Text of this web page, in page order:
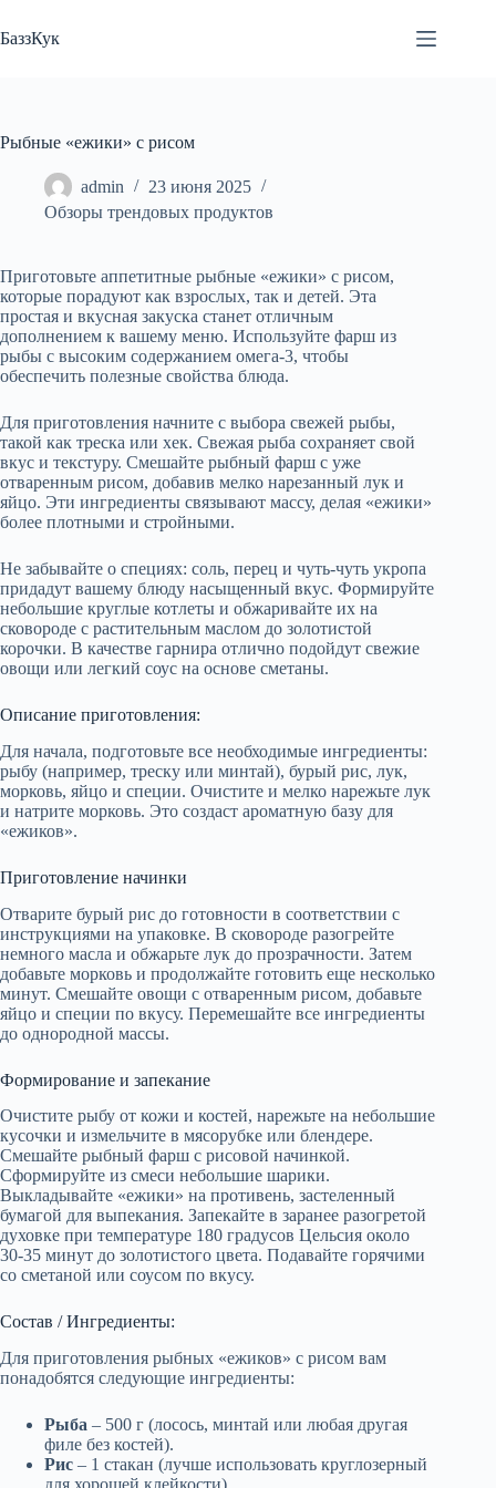
к
сути
БаззКук
Рыбные «ежики» с рисом
admin
23 июня 2025
Обзоры трендовых продуктов
Приготовьте аппетитные рыбные «ежики» с рисом,
которые порадуют как взрослых, так и детей. Эта
простая и вкусная закуска станет отличным
дополнением к вашему меню. Используйте фарш из
рыбы с высоким содержанием омега-3, чтобы
обеспечить полезные свойства блюда.
Для приготовления начните с выбора свежей рыбы,
такой как треска или хек. Свежая рыба сохраняет свой
вкус и текстуру. Смешайте рыбный фарш с уже
отваренным рисом, добавив мелко нарезанный лук и
яйцо. Эти ингредиенты связывают массу, делая «ежики»
более плотными и стройными.
Не забывайте о специях: соль, перец и чуть-чуть укропа
придадут вашему блюду насыщенный вкус. Формируйте
небольшие круглые котлеты и обжаривайте их на
сковороде с растительным маслом до золотистой
корочки. В качестве гарнира отлично подойдут свежие
овощи или легкий соус на основе сметаны.
Описание приготовления:
Для начала, подготовьте все необходимые ингредиенты:
рыбу (например, треску или минтай), бурый рис, лук,
морковь, яйцо и специи. Очистите и мелко нарежьте лук
и натрите морковь. Это создаст ароматную базу для
«ежиков».
Приготовление начинки
Отварите бурый рис до готовности в соответствии с
инструкциями на упаковке. В сковороде разогрейте
немного масла и обжарьте лук до прозрачности. Затем
добавьте морковь и продолжайте готовить еще несколько
минут. Смешайте овощи с отваренным рисом, добавьте
яйцо и специи по вкусу. Перемешайте все ингредиенты
до однородной массы.
Формирование и запекание
Очистите рыбу от кожи и костей, нарежьте на небольшие
кусочки и измельчите в мясорубке или блендере.
Смешайте рыбный фарш с рисовой начинкой.
Сформируйте из смеси небольшие шарики.
Выкладывайте «ежики» на противень, застеленный
бумагой для выпекания. Запекайте в заранее разогретой
духовке при температуре 180 градусов Цельсия около
30-35 минут до золотистого цвета. Подавайте горячими
со сметаной или соусом по вкусу.
Состав / Ингредиенты:
Для приготовления рыбных «ежиков» с рисом вам
понадобятся следующие ингредиенты:
Рыба – 500 г (лосось, минтай или любая другая
филе без костей).
Рис – 1 стакан (лучше использовать круглозерный